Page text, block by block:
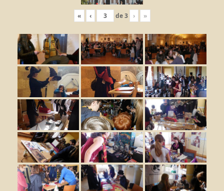
« ‹ de3 › »